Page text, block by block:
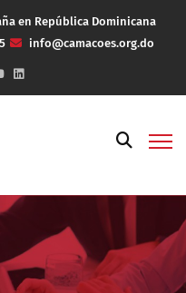
en República Dominicana
info@camacoes.org.do